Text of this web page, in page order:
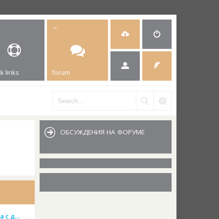
links forum
с д…
ОБСУЖДЕНИЯ НА ФОРУМЕ